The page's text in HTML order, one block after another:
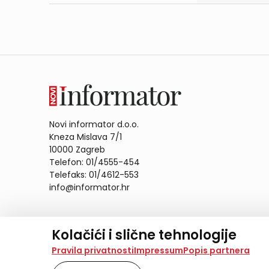
Kolačići i slične tehnologije
Na našoj web stranici koristimo kolačiće i slične
analiziramo promet na stranici te prikazujemo
Pravila privatnostiImpressumPopis partnera
Novi informator d.o.o.
Kneza Mislava 7/1
10000 Zagreb
Telefon: 01/4555-454
Telefaks: 01/4612-553
info@informator.hr